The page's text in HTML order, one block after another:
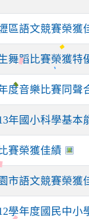
區語文競賽榮獲
舞蹈比賽榮獲特
度音樂比賽同聲
年國小科學基本
賽榮獲佳績
市語文競賽榮獲
學年度國民中